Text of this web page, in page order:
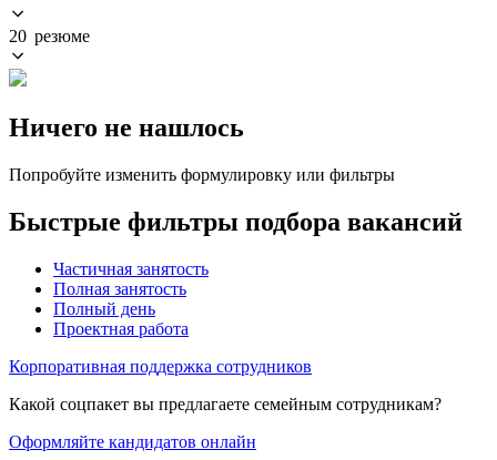
20 резюме
Ничего не нашлось
Попробуйте изменить формулировку или фильтры
Быстрые фильтры подбора вакансий
Частичная занятость
Полная занятость
Полный день
Проектная работа
Корпоративная поддержка сотрудников
Какой соцпакет вы предлагаете семейным сотрудникам?
Оформляйте кандидатов онлайн